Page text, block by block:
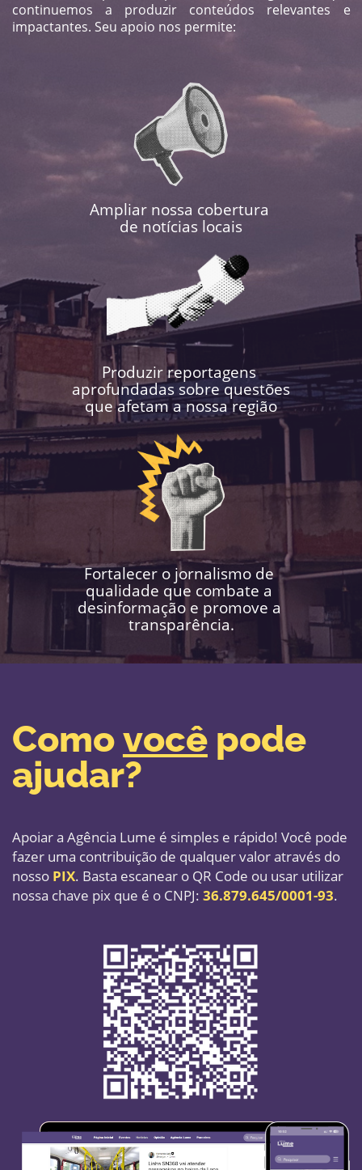
continuemos a produzir conteúdos relevantes e
impactantes. Seu apoio nos permite:
Ampliar nossa cobertura ​
de notícias locais
Produzir reportagens ​
aprofundadas sobre questões
que ​afetam a nossa região
Fortalecer o jornalismo de ​
qualidade que combate a ​
desinformação e promove a ​
transparência.
Comovocêpode ​
ajudar?
Apoiar a Agência Lume é simples e rápido! Você pode
​fazer uma contribuição de qualquer valor através do ​
nosso PIX. Basta escanear o QR Code ou usar utilizar ​
nossa chave pix que é o CNPJ: 36.879.645/0001-93.